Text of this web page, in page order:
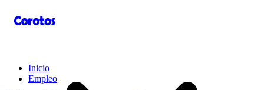
Inicio
Empleo